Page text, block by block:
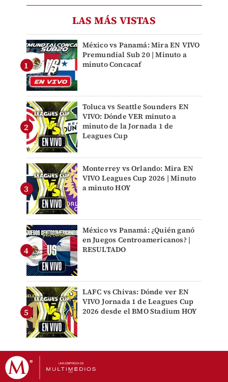
LAS MÁS VISTAS
México vs Panamá: Mira EN VIVO
Premundial Sub 20 | Minuto a
minuto Concacaf
Toluca vs Seattle Sounders EN
VIVO: Dónde VER minuto a
minuto de la Jornada 1 de
Leagues Cup
Monterrey vs Orlando: Mira EN
VIVO Leagues Cup 2026 | Minuto
a minuto HOY
México vs Panamá: ¿Quién ganó
en Juegos Centroamericanos? |
RESULTADO
LAFC vs Chivas: Dónde ver EN
VIVO Jornada 1 de Leagues Cup
2026 desde el BMO Stadium HOY